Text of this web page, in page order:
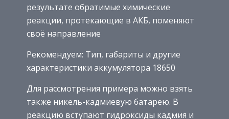
результате обратимые химические
реакции, протекающие в АКБ, поменяют
своё направление
Рекомендуем: Тип, габариты и другие
характеристики аккумулятора 18650
Для рассмотрения примера можно взять
также никель-кадмиевую батарею. В
реакцию вступают гидроксиды кадмия и